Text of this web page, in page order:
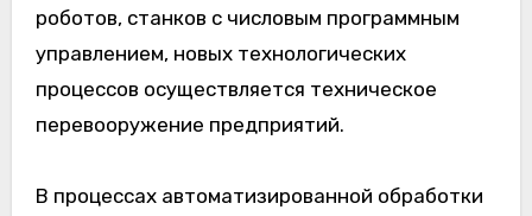
роботов, станков с числовым программным
управлением, новых технологических
процессов осуществляется техническое
перевооружение предприятий.
В процессах автоматизированной обработки